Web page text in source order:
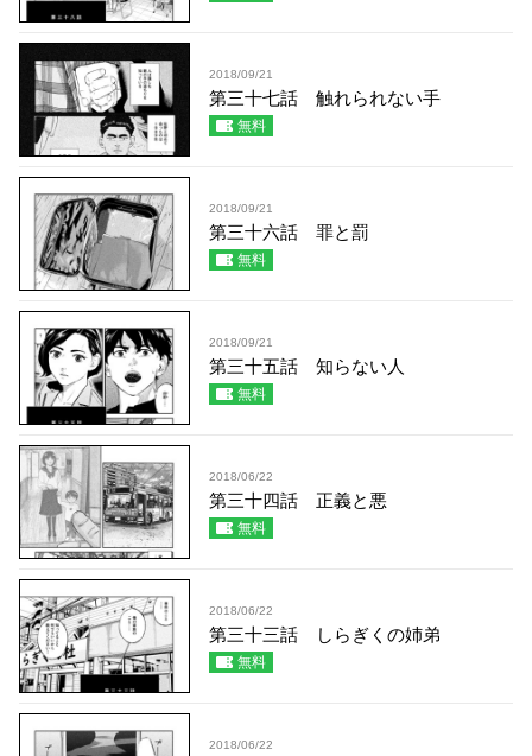
2018/09/21
第三十七話 触れられない手
無料
2018/09/21
第三十六話 罪と罰
無料
2018/09/21
第三十五話 知らない人
無料
2018/06/22
第三十四話 正義と悪
無料
2018/06/22
第三十三話 しらぎくの姉弟
無料
2018/06/22